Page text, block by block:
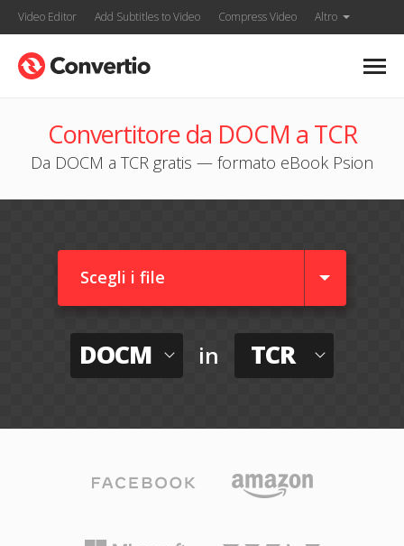
Video Editor Add Subtitles to Video Compress Video Altro
Convertitore da DOCM a TCR
Da DOCM a TCR gratis — formato eBook Psion
Scegli i file
DOCM in TCR